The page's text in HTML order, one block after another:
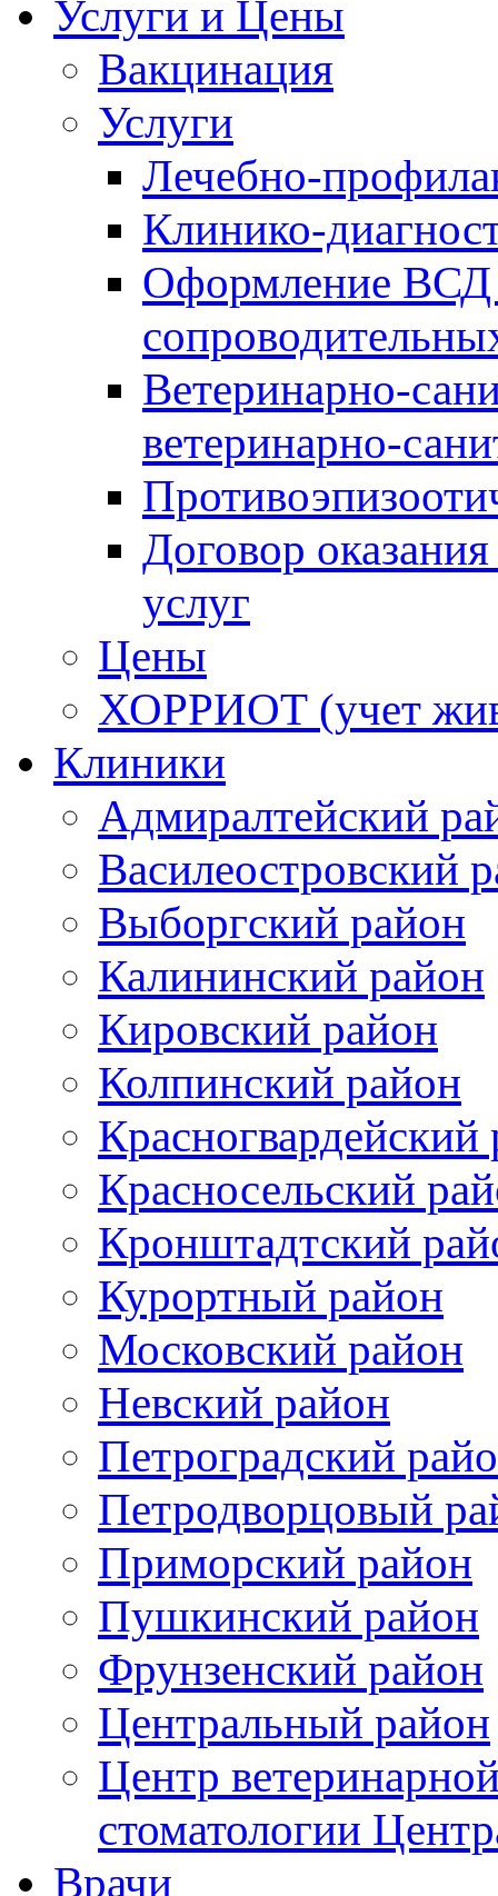
Услуги и Цены
Вакцинация
Услуги
Лечебно-
Клинико-
Оформление ВСД
Ветеринарно-
ветеринарно-
Договор
услуг
Цены
ХОРРИОТ (учет
Клиники
Адмиралтейский
Василеостровский
Выборгский район
Калининский район
Кировский район
Колпинский район
Красногвардейский
Красносельский
Кронштадтский
Курортный район
Московский район
Невский район
Петроградский
Петродворцовый
Приморский район
Пушкинский район
Фрунзенский район
Цeнтральный район
Центр
стоматологии
Врачи